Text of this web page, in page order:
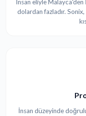
İnsan eliyle
dolardan fazladır.
İnsan düzeyinde